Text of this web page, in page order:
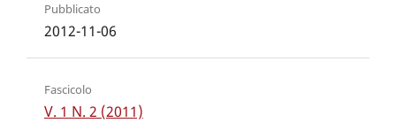
Pubblicato
2012-11-06
Fascicolo
V. 1 N. 2 (2011)